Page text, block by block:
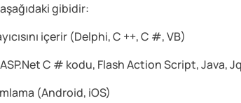
gibidir:
içerir (Delphi, C ++, C #, VB)
C # kodu, Flash Action Script, Java,
(Android, iOS)